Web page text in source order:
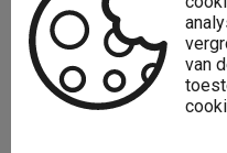
Vraagprijs:
Type:
Perceeloppervlakte:
van